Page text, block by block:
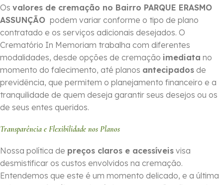
Os valores de cremação no Bairro PARQUE ERASMO
ASSUNÇÃO podem variar conforme o tipo de plano
contratado e os serviços adicionais desejados. O
Crematório In Memoriam trabalha com diferentes
modalidades, desde opções de cremação imediata no
momento do falecimento, até planos antecipados de
previdência, que permitem o planejamento financeiro e a
tranquilidade de quem deseja garantir seus desejos ou os
de seus entes queridos.
Transparência e Flexibilidade nos Planos
Nossa política de preços claros e acessíveis visa
desmistificar os custos envolvidos na cremação.
Entendemos que este é um momento delicado, e a última